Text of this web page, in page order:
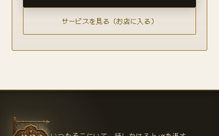
サービスを見る（お店に入る）